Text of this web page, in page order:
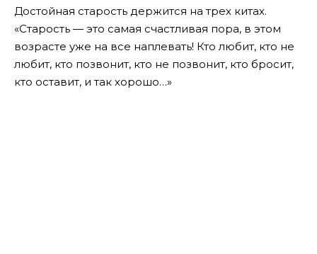
Достойная старость держится на трех китах.
«Старость — это самая счастливая пора, в этом
возрасте уже на все наплевать! Кто любит, кто не
любит, кто позвонит, кто не позвонит, кто бросит,
кто оставит, и так хорошо…»